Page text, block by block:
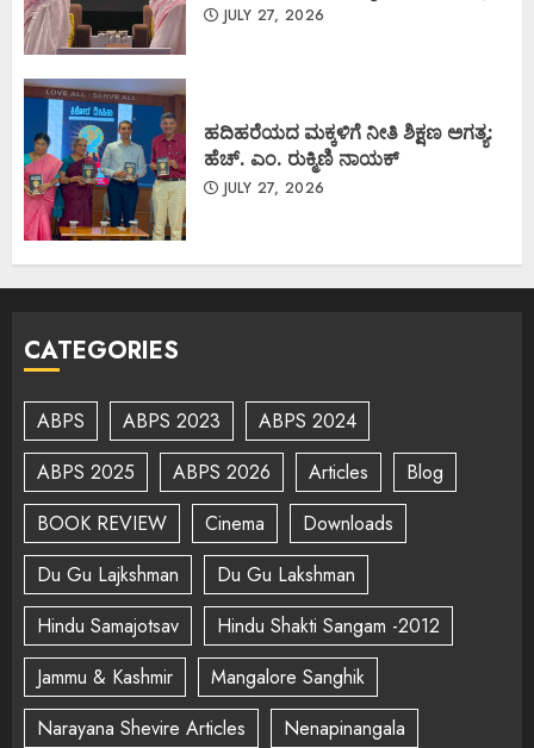
JULY 27, 2026
ಹದಿಹರೆಯದ ಮಕ್ಕಳಿಗೆ ನೀತಿ ಶಿಕ್ಷಣ ಅಗತ್ಯ:
ಹೆಚ್. ಎಂ. ರುಕ್ಮಿಣಿ ನಾಯಕ್
JULY 27, 2026
CATEGORIES
ABPS ABPS 2023
ABPS 2024
ABPS 2025
ABPS 2026 Articles
Blog
BOOK REVIEW
Cinema
Downloads
Du Gu Lajkshman
Du Gu Lakshman
Hindu Samajotsav
Hindu Shakti Sangam -2012
Jammu & Kashmir
Mangalore Sanghik
Narayana Shevire Articles
Nenapinangala